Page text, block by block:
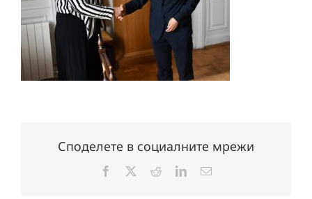
Споделете в социалните мрежи
Facebook RedditLinkedInЕлектронна